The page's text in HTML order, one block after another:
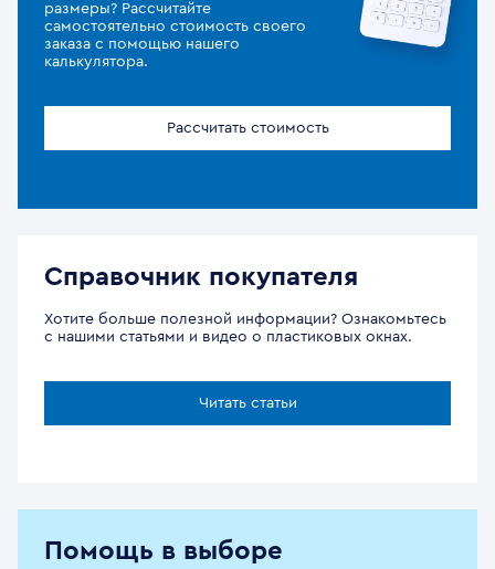
размеры? Рассчитайте
самостоятельно стоимость своего
заказа с помощью нашего
калькулятора.
Рассчитать стоимость
Справочник покупателя
Хотите больше полезной информации? Ознакомьтесь
с нашими статьями и видео о пластиковых окнах.
Читать статьи
Помощь в выборе